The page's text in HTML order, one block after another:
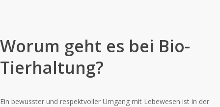
Worum geht es bei Bio-
Tierhaltung?
Ein bewusster und respektvoller Umgang mit Lebewesen ist in der